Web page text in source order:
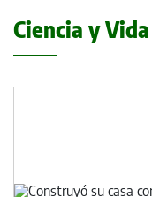
Ciencia y Vida